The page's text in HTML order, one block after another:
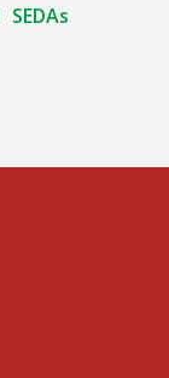
SEDAs